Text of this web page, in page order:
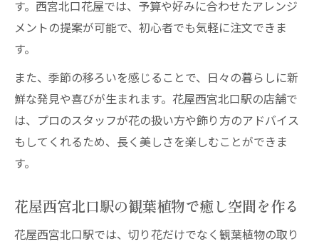
す。西宮北口花屋では、予算や好みに合わせたアレンジ
メントの提案が可能で、初心者でも気軽に注文できま
す。
また、季節の移ろいを感じることで、日々の暮らしに新
鮮な発見や喜びが生まれます。花屋西宮北口駅の店舗で
は、プロのスタッフが花の扱い方や飾り方のアドバイス
もしてくれるため、長く美しさを楽しむことができま
す。
花屋西宮北口駅の観葉植物で癒し空間を作る
花屋西宮北口駅では、切り花だけでなく観葉植物の取り